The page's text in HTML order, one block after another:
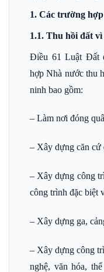
1. Các trường
1.1. Thu hồi đất
Điều 61 Luật Đất
hợp Nhà nước thu
ninh bao gồm:
– Làm nơi đóng
– Xây dựng căn cứ
– Xây dựng công
công trình đặc biệt
– Xây dựng ga,
– Xây dựng công
nghệ, văn hóa,